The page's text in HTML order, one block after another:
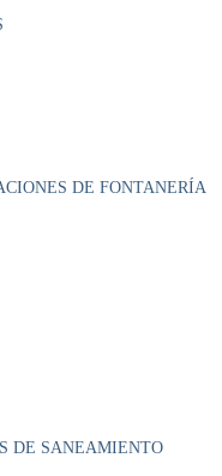
DE FONTANERÍA
DE SANEAMIENTO